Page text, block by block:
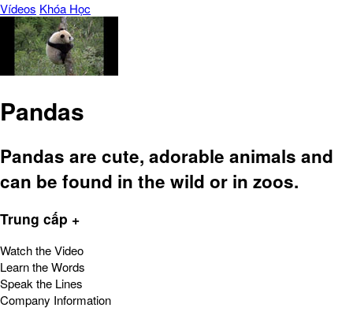
Vídeos Khóa Học
Pandas
Pandas are cute, adorable animals and
can be found in the wild or in zoos.
Trung cấp +
Watch the Video
Learn the Words
Speak the Lines
Company Information